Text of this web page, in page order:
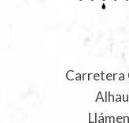
Carretera